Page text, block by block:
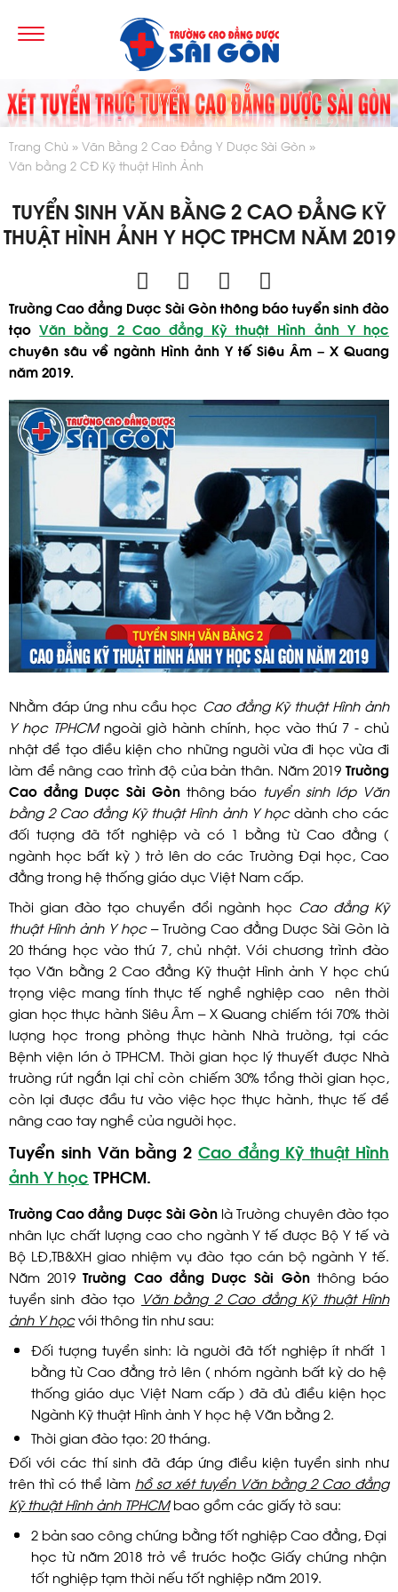
Trang Chủ
Văn Bằng 2 Cao Đẳng Y Dược Sài Gòn
Văn bằng 2 CĐ Kỹ thuật Hình Ảnh
TUYỂN SINH VĂN BẰNG 2 CAO ĐẲNG KỸ
THUẬT HÌNH ẢNH Y HỌC TPHCM NĂM 2019
Trường Cao đẳng Dược Sài Gòn thông báo tuyển sinh đào
tạoVăn bằng 2 Cao đẳng Kỹ thuật Hình ảnh Y học
chuyên sâu về ngành Hình ảnh Y tế Siêu Âm – X Quang
năm 2019.
Nhằm đáp ứng nhu cầu học Cao đẳng Kỹ thuật Hình ảnh
Y học TPHCMngoài giờ hành chính, học vào thứ 7 - chủ
nhật để tạo điều kiện cho những người vừa đi học vừa đi
làm để nâng cao trình độ của bản thân. Năm 2019 Trường
Cao đẳng Dược Sài Gònthông báo tuyển sinh lớp Văn
bằng 2 Cao đẳng Kỹ thuật Hình ảnh Y họcdành cho các
đối tượng đã tốt nghiệp và có 1 bằng từ Cao đẳng (
ngành học bất kỳ ) trở lên do các Trường Đại học, Cao
đẳng trong hệ thống giáo dục Việt Nam cấp.
Thời gian đào tạo chuyển đổi ngành học Cao đẳng Kỹ
thuật Hình ảnh Y học– Trường Cao đẳng Dược Sài Gòn là
20 tháng học vào thứ 7, chủ nhật. Với chương trình đào
tạo Văn bằng 2 Cao đẳng Kỹ thuật Hình ảnh Y học chú
trọng việc mang tính thực tế nghề nghiệp cao nên thời
gian học thực hành Siêu Âm – X Quang chiếm tới 70% thời
lượng học trong phòng thực hành Nhà trường, tại các
Bệnh viện lớn ở TPHCM. Thời gian học lý thuyết được Nhà
trường rút ngắn lại chỉ còn chiếm 30% tổng thời gian học,
còn lại được đầu tư vào việc học thực hành, thực tế để
nâng cao tay nghề của người học.
Tuyển sinh Văn bằng 2 Cao đẳng Kỹ thuật Hình
ảnh Y học TPHCM.
Trường Cao đẳng Dược Sài Gòn là Trường chuyên đào tạo
nhân lực chất lượng cao cho ngành Y tế được Bộ Y tế và
Bộ LĐ,TB&XH giao nhiệm vụ đào tạo cán bộ ngành Y tế.
Năm 2019Trường Cao đẳng Dược Sài Gònthông báo
tuyển sinh đào tạo Văn bằng 2 Cao đẳng Kỹ thuật Hình
ảnh Y họcvới thông tin như sau:
Đối tượng tuyển sinh: là người đã tốt nghiệp ít nhất 1
bằng từ Cao đẳng trở lên ( nhóm ngành bất kỳ do hệ
thống giáo dục Việt Nam cấp ) đã đủ điều kiện học
Ngành Kỹ thuật Hình ảnh Y học hệ Văn bằng 2.
Thời gian đào tạo: 20 tháng.
Đối với các thí sinh đã đáp ứng điều kiện tuyển sinh như
trên thì có thể làm hồ sơ xét tuyển Văn bằng 2 Cao đẳng
Kỹ thuật Hình ảnh TPHCMbao gồm các giấy tờ sau:
2 bản sao công chứng bằng tốt nghiệp Cao đẳng, Đại
học từ năm 2018 trở về trước hoặc Giấy chứng nhận
tốt nghiệp tạm thời nếu tốt nghiệp năm 2019.